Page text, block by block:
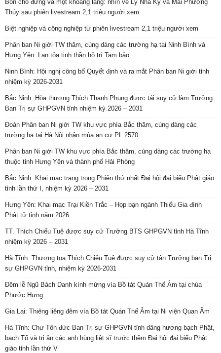
Bốn chỗ đứng và một khoảng lặng: nhìn về Lý Nhã Kỳ và Mai Phương
Thúy sau phiên livestream 2,1 triệu người xem
Biệt nghiệp và cộng nghiệp từ phiên livestream 2,1 triệu người xem
Phân ban Ni giới TW thăm, cúng dàng các trường hạ tại Ninh Bình và
Hưng Yên: Lan tỏa tinh thần hộ trì Tam bảo
Ninh Bình: Hội nghị công bố Quyết định và ra mắt Phân ban Ni giới tỉnh
nhiệm kỳ 2026-2031
Bắc Ninh: Hòa thượng Thích Thanh Phụng được tái suy cử làm Trưởng
Ban Trị sự GHPGVN tỉnh nhiệm kỳ 2026 – 2031
Đoàn Phân ban Ni giới TW khu vực phía Bắc thăm, cúng dàng các
trường hạ tại Hà Nội nhân mùa an cư PL.2570
Phân ban Ni giới TW khu vực phía Bắc thăm, cúng dàng các trường hạ
thuộc tỉnh Hưng Yên và thành phố Hải Phòng
Bắc Ninh: Khai mạc trang trọng Phiên thứ nhất Đại hội đại biểu Phật giáo
tỉnh lần thứ I, nhiệm kỳ 2026 – 2031
Hưng Yên: Khai mạc Trại Kiền Trắc – Họp bạn ngành Thiếu Gia đình
Phật tử tỉnh năm 2026
TT. Thích Chiếu Tuệ được suy cử Trưởng BTS GHPGVN tỉnh Hà Tĩnh
nhiệm kỳ 2026 – 2031
Hà Tĩnh: Thượng tọa Thích Chiếu Tuệ được suy cử tân Trưởng ban Trị
sự GHPGVN tỉnh, nhiệm kỳ 2026-2031
Đêm lễ Ngũ Bách Danh kính mừng vía Bồ tát Quán Thế Âm tại chùa
Phước Hưng
Gia Lai: Thiêng liêng đêm vía Bồ tát Quán Thế Âm tại Ni viện Quan Âm
Hà Tĩnh: Chư Tôn đức Ban Trị sự GHPGVN tỉnh dâng hương bạch Phật,
bạch Tổ và tri ân các anh hùng liệt sĩ trước thềm Đại hội đại biểu Phật
giáo tỉnh lần thứ V